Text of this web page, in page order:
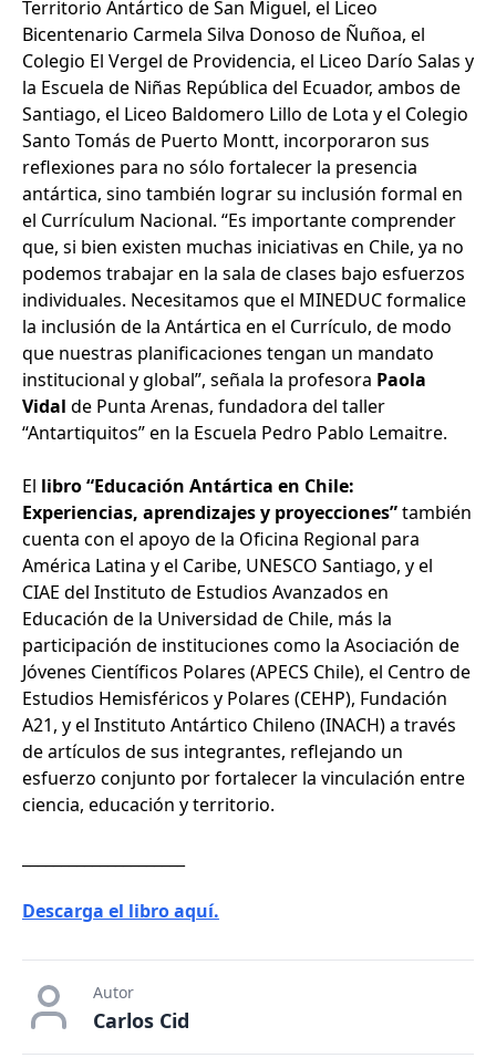
Territorio Antártico de San Miguel, el Liceo
Bicentenario Carmela Silva Donoso de Ñuñoa, el
Colegio El Vergel de Providencia, el Liceo Darío Salas y
la Escuela de Niñas República del Ecuador, ambos de
Santiago, el Liceo Baldomero Lillo de Lota y el Colegio
Santo Tomás de Puerto Montt, incorporaron sus
reflexiones para no sólo fortalecer la presencia
antártica, sino también lograr su inclusión formal en
el Currículum Nacional. “Es importante comprender
que, si bien existen muchas iniciativas en Chile, ya no
podemos trabajar en la sala de clases bajo esfuerzos
individuales. Necesitamos que el MINEDUC formalice
la inclusión de la Antártica en el Currículo, de modo
que nuestras planificaciones tengan un mandato
institucional y global”, señala la profesora Paola
Vidal de Punta Arenas, fundadora del taller
“Antartiquitos” en la Escuela Pedro Pablo Lemaitre.
El libro “Educación Antártica en Chile:
Experiencias, aprendizajes y proyecciones”también
cuenta con el apoyo de la Oficina Regional para
América Latina y el Caribe, UNESCO Santiago, y el
CIAE del Instituto de Estudios Avanzados en
Educación de la Universidad de Chile, más la
participación de instituciones como la Asociación de
Jóvenes Científicos Polares (APECS Chile), el Centro de
Estudios Hemisféricos y Polares (CEHP), Fundación
A21, y el Instituto Antártico Chileno (INACH) a través
de artículos de sus integrantes, reflejando un
esfuerzo conjunto por fortalecer la vinculación entre
ciencia, educación y territorio.
Descarga el libro aquí.
Autor
Carlos Cid